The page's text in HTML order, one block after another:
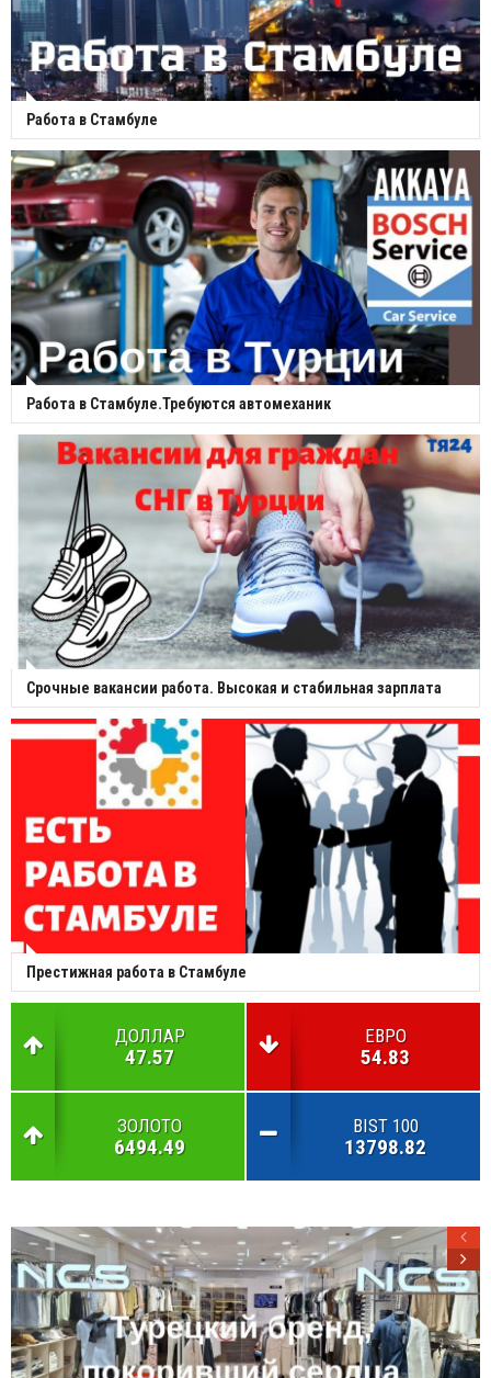
Работа в Стамбуле
Работа в Стамбуле.Требуются автомеханик
Срочные вакансии работа. Высокая и стабильная зарплата
Престижная работа в Стамбуле
ДОЛЛАР
47.57
ЕВРО
54.83
ЗОЛОТО
6494.49
BIST 100
13798.82